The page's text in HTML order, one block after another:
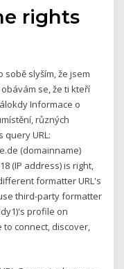
rights
sobě slyším, že jsem
se, že ti kteří
Informace o
různých
URL:
(domainname)
(IP address) is right,
formatter URL's
third-party formatter
profile on
connect, discover,